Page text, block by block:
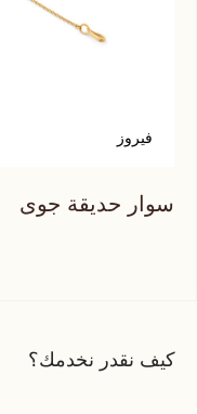
فيروز
سوار حديقة جوى
كيف نقدر نخدمك؟